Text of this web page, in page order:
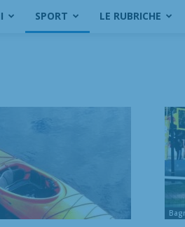
SPORT LE RUBRICHE